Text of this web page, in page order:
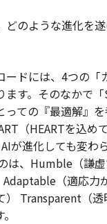
どのような進化を
ードには、4つの「
ます。そのなかで
ての『最適解』を
（HEARTを込め
が進化しても変わ
のは、Humble（謙
（適応力
） Transparent（